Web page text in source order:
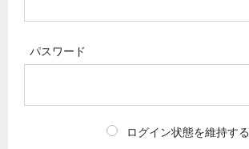
パスワード
ログイン状態を維持する